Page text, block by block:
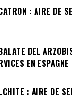
: AIRE DE
DEL
EN ESPAGNE
: AIRE DE